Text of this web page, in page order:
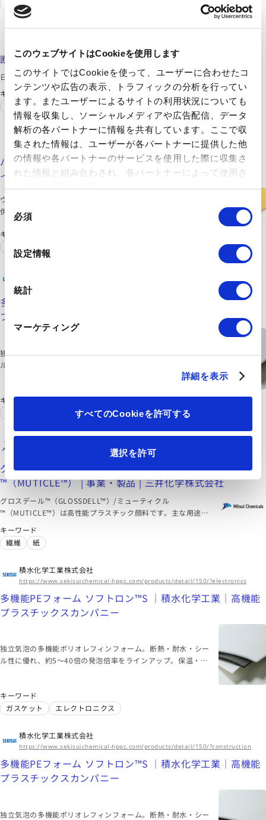
このウェブサイトはCookieを使用します
このサイトではCookieを使って、ユーザーに合わせたコ
ンテンツや広告の表示、トラフィックの分析を行ってい
ます。またユーザーによるサイトの利用状況についても
情報を収集し、ソーシャルメディアや広告配信、データ
解析の各パートナーに情報を共有しています。ここで収
集された情報は、ユーザーが各パートナーに提供した他
の情報や各パートナーのサービスを使用した際に収集さ
れた情報と組み合わされ、各パートナーによって使用さ
れることがあります。
同
の
必須
設定情報
統計
マーケティング
詳細を表示
すべてのCookieを許可する
選択を許可
エネルギー
日東紡績株式会社
断熱材事業｜事業・製品｜日東紡績株式会社
日東紡績株式会社の断熱材事業について紹介しています。
キーワード
船舶
住宅
株式会社イノアックコーポレーション
https://www.inoac.co.jp/solution/basotect.html
バソテクト | ウレタン、ゴム、プラスチック、複合材なら
イノアック（INOAC CORPORATION）
ウレタン、ゴム、プラスチック、複合材を扱うイノアックが提
供するバソテクトをご紹介します。
キーワード
自動車
オイル
https://www.sekisuichemical-hppc.com/products/detail/150/?mobility
多機能PEフォーム ソフトロン™S ｜積水化学工業｜高機能
プラスチックスカンパニー
独立気泡の多機能ポリオレフィンフォーム。断熱・耐水・シー
ル性に優れ、約5〜40倍の発泡倍率をラインアップ。保温・保
冷のいずれにも効果を発揮する省エネ素材として、様々な分野
キーワード
エレクトロニクス
https://jp.mitsuichemicals.com/jp/service/product/glossdell/index.htm
グロスデール™（GLOSSDELL™）/ミューティクル
™（MUTICLE™） | 事業・製品 | 三井化学株式会社
グロスデール™（GLOSSDELL™）/ミューティクル
™（MUTICLE™）は高性能プラスチック顔料です。主な用途
バルに事業を展開している日本の化学メーカーです。自動車、
電子・情報、健康・医療、包装、農業、建築・建材、環境エネ
製品・サービスを提供しています。「化学」のちからで様々な
社会課題の解決し、持続可能な社会の実現に向けて取り組んで
います。
キーワード
繊維
紙
積水化学工業株式会社
https://www.sekisuichemical-hppc.com/products/detail/150/?electronics
多機能PEフォーム ソフトロン™S ｜積水化学工業｜高機能
プラスチックスカンパニー
独立気泡の多機能ポリオレフィンフォーム。断熱・耐水・シー
ル性に優れ、約5〜40倍の発泡倍率をラインアップ。保温・保
キーワード
ガスケット
エレクトロニクス
積水化学工業株式会社
https://www.sekisuichemical-hppc.com/products/detail/150/?construction
多機能PEフォーム ソフトロン™S ｜積水化学工業｜高機能
プラスチックスカンパニー
独立気泡の多機能ポリオレフィンフォーム。断熱・耐水・シー